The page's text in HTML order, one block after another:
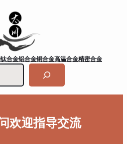
钛合金铝合金铜合金高温合金精密合金
欢迎指导交流